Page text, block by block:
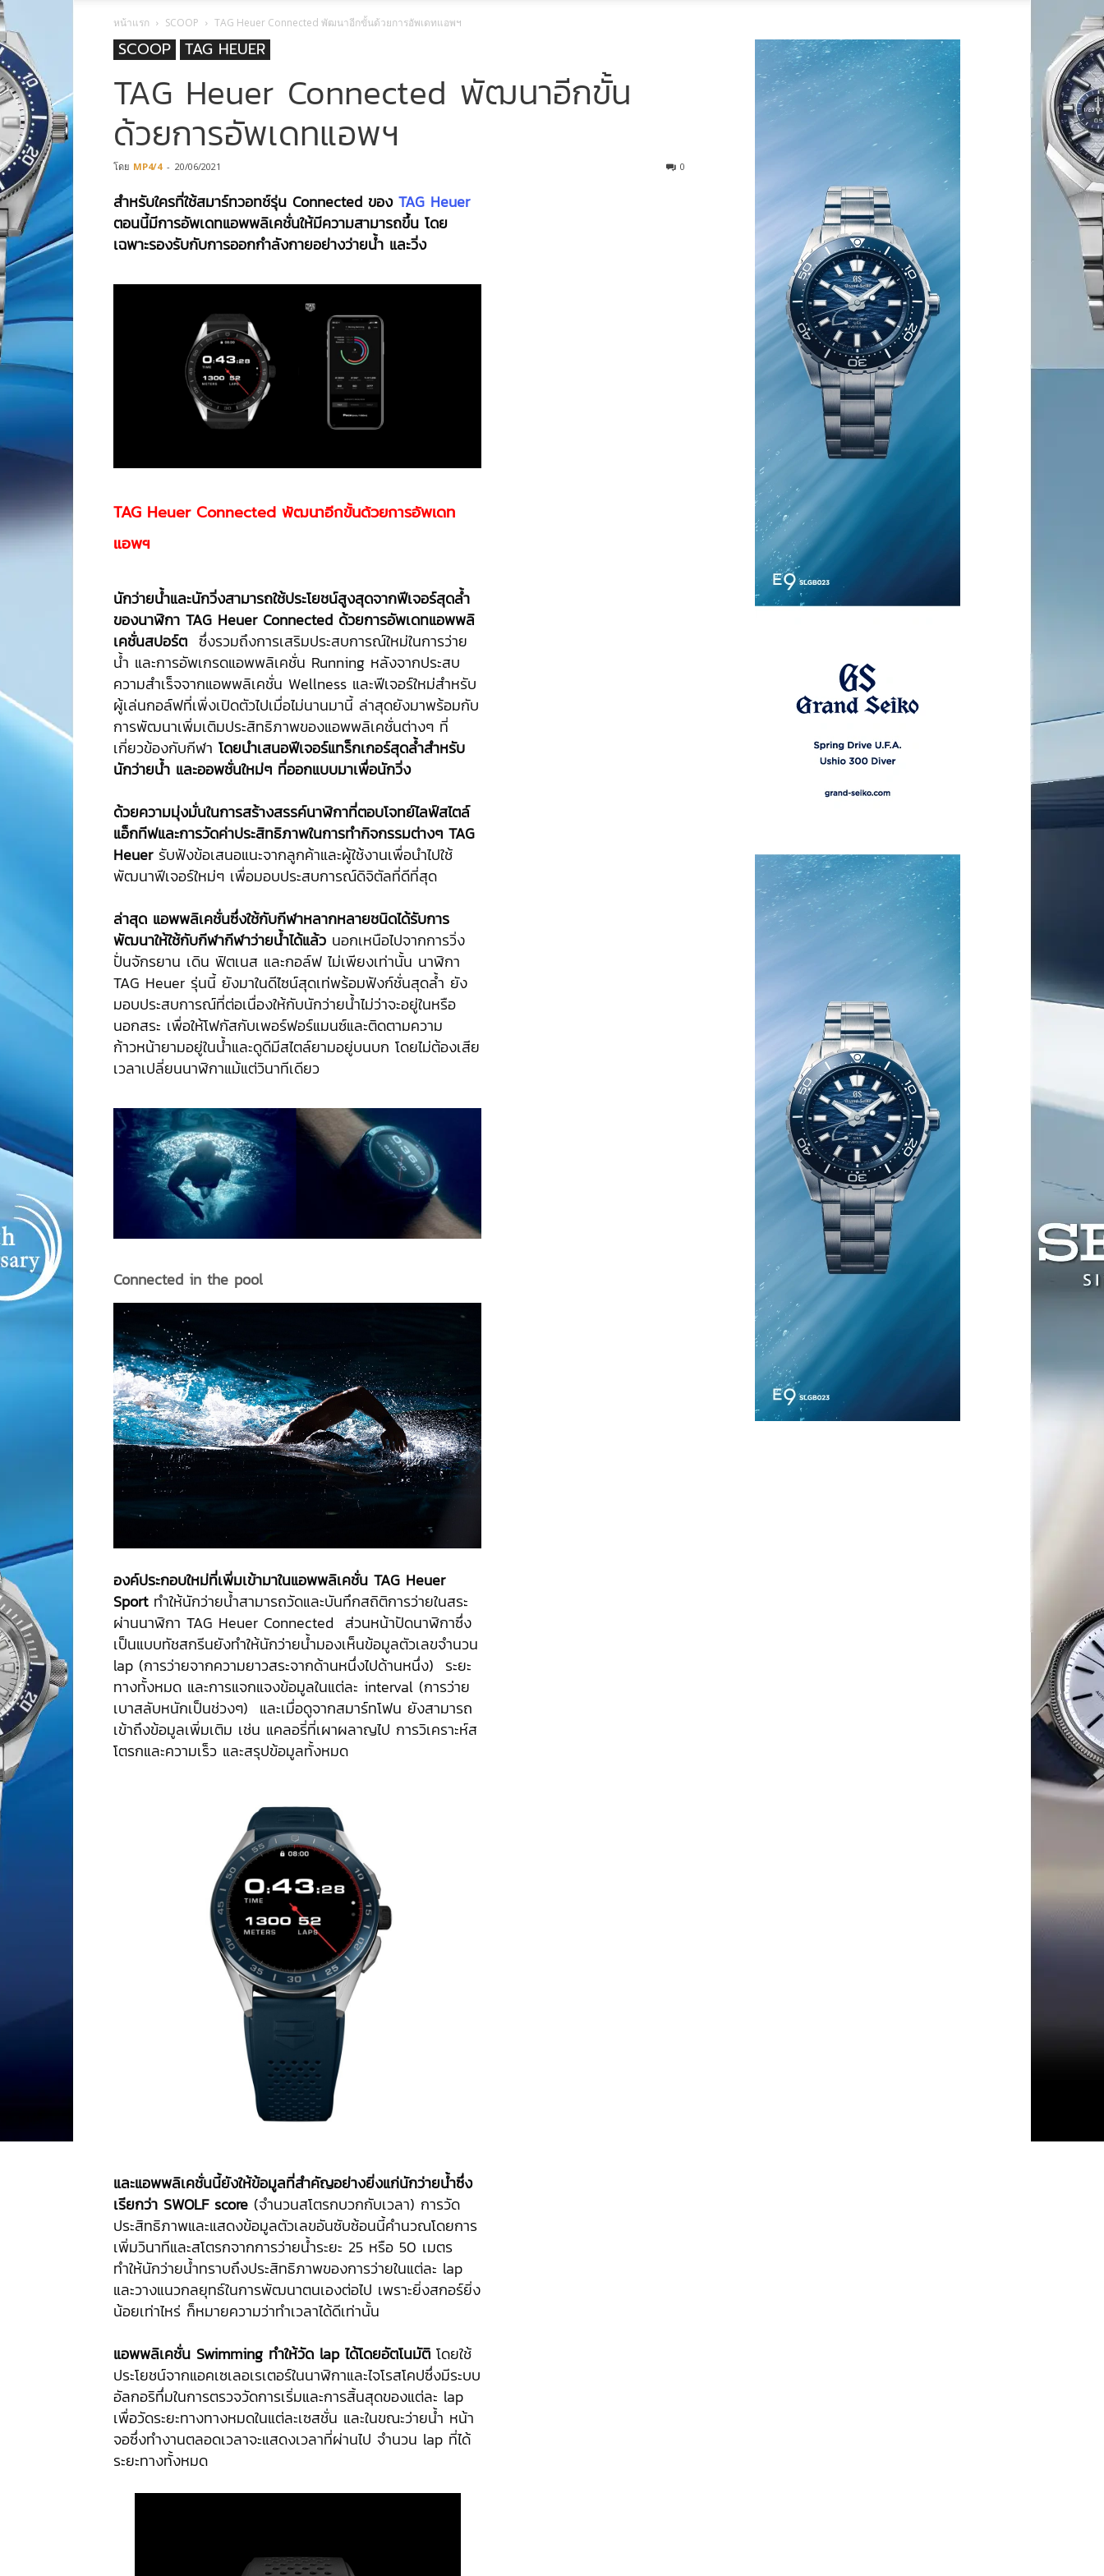
หน้าแรก SCOOP TAG Heuer Connected พัฒนาอีกขั้นด้วยการอัพเดทแอพฯ
SCOOP TAG HEUER
TAG Heuer Connected พัฒนาอีกขั้น
ด้วยการอัพเดทแอพฯ
โดย MP4/4 - 20/06/2021 0
สำหรับใครที่ใช้สมาร์ทวอทช์รุ่น Connected ของ TAG Heuer
ตอนนี้มีการอัพเดทแอพพลิเคชั่นให้มีความสามารถขึ้น โดย
เฉพาะรองรับกับการออกกำลังกายอย่างว่ายน้ำ และวิ่ง
TAG Heuer Connected พัฒนาอีกขั้นด้วยการอัพเดท
แอพฯ
นักว่ายน้ำและนักวิ่งสามารถใช้ประโยชน์สูงสุดจากฟีเจอร์สุดล้ำ
ของนาฬิกา TAG Heuer Connected ด้วยการอัพเดทแอพพลิ
เคชั่นสปอร์ต ซึ่งรวมถึงการเสริมประสบการณ์ใหม่ในการว่าย
น้ำ และการอัพเกรดแอพพลิเคชั่น Running หลังจากประสบ
ความสำเร็จจากแอพพลิเคชั่น Wellness และฟีเจอร์ใหม่สำหรับ
ผู้เล่นกอล์ฟที่เพิ่งเปิดตัวไปเมื่อไม่นานมานี้ ล่าสุดยังมาพร้อมกับ
การพัฒนาเพิ่มเติมประสิทธิภาพของแอพพลิเคชั่นต่างๆ ที่
เกี่ยวข้องกับกีฬา โดยนำเสนอฟีเจอร์แทร็กเกอร์สุดล้ำสำหรับ
นักว่ายน้ำ และออพชั่นใหม่ๆ ที่ออกแบบมาเพื่อนักวิ่ง
ด้วยความมุ่งมั่นในการสร้างสรรค์นาฬิกาที่ตอบโจทย์ไลฟ์สไตล์
แอ็กทีฟและการวัดค่าประสิทธิภาพในการทำกิจกรรมต่างๆ TAG
Heuer รับฟังข้อเสนอแนะจากลูกค้าและผู้ใช้งานเพื่อนำไปใช้
พัฒนาฟีเจอร์ใหม่ๆ เพื่อมอบประสบการณ์ดิจิตัลที่ดีที่สุด
ล่าสุด แอพพลิเคชั่นซึ่งใช้กับกีฬาหลากหลายชนิดได้รับการ
พัฒนาให้ใช้กับกีฬากีฬาว่ายน้ำได้แล้ว นอกเหนือไปจากการวิ่ง
ปั่นจักรยาน เดิน ฟิตเนส และกอล์ฟ ไม่เพียงเท่านั้น นาฬิกา
TAG Heuer รุ่นนี้ ยังมาในดีไซน์สุดเท่พร้อมฟังก์ชั่นสุดล้ำ ยัง
มอบประสบการณ์ที่ต่อเนื่องให้กับนักว่ายน้ำไม่ว่าจะอยู่ในหรือ
นอกสระ เพื่อให้โฟกัสกับเพอร์ฟอร์แมนซ์และติดตามความ
ก้าวหน้ายามอยู่ในน้ำและดูดีมีสไตล์ยามอยู่บนบก โดยไม่ต้องเสีย
เวลาเปลี่ยนนาฬิกาแม้แต่วินาทีเดียว
Connected in the pool
องค์ประกอบใหม่ที่เพิ่มเข้ามาในแอพพลิเคชั่น TAG Heuer
Sportทำให้นักว่ายน้ำสามารถวัดและบันทึกสถิติการว่ายในสระ
ผ่านนาฬิกา TAG Heuer Connected ส่วนหน้าปัดนาฬิกาซึ่ง
เป็นแบบทัชสกรีนยังทำให้นักว่ายน้ำมองเห็นข้อมูลตัวเลขจำนวน
lap (การว่ายจากความยาวสระจากด้านหนึ่งไปด้านหนึ่ง) ระยะ
ทางทั้งหมด และการแจกแจงข้อมูลในแต่ละ interval (การว่าย
เบาสลับหนักเป็นช่วงๆ) และเมื่อดูจากสมาร์ทโฟน ยังสามารถ
เข้าถึงข้อมูลเพิ่มเติม เช่น แคลอรี่ที่เผาผลาญไป การวิเคราะห์ส
โตรกและความเร็ว และสรุปข้อมูลทั้งหมด
และแอพพลิเคชั่นนี้ยังให้ข้อมูลที่สำคัญอย่างยิ่งแก่นักว่ายน้ำซึ่ง
เรียกว่า SWOLF score (จำนวนสโตรกบวกกับเวลา) การวัด
ประสิทธิภาพและแสดงข้อมูลตัวเลขอันซับซ้อนนี้คำนวณโดยการ
เพิ่มวินาทีและสโตรกจากการว่ายน้ำระยะ 25 หรือ 50 เมตร
ทำให้นักว่ายน้ำทราบถึงประสิทธิภาพของการว่ายในแต่ละ lap
และวางแนวกลยุทธ์ในการพัฒนาตนเองต่อไป เพราะยิ่งสกอร์ยิ่ง
น้อยเท่าไหร่ ก็หมายความว่าทำเวลาได้ดีเท่านั้น
แอพพลิเคชั่น Swimming ทำให้วัด lap ได้โดยอัตโนมัติ โดยใช้
ประโยชน์จากแอคเซเลอเรเตอร์ในนาฬิกาและไจโรสโคปซึ่งมีระบบ
อัลกอริทึ่มในการตรวจวัดการเริ่มและการสิ้นสุดของแต่ละ lap
เพื่อวัดระยะทางทางหมดในแต่ละเซสชั่น และในขณะว่ายน้ำ หน้า
จอซึ่งทำงานตลอดเวลาจะแสดงเวลาที่ผ่านไป จำนวน lap ที่ได้
ระยะทางทั้งหมด